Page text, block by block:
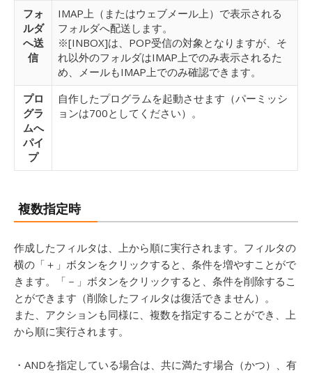
フォ
ルダ
へ送
信
IMAP上（またはウェブメール上）で表示される
フォルダへ配送します。
※[INBOX]は、POP受信の対象となりますが、そ
れ以外のフォルダはIMAP上でのみ表示されるた
め、メールもIMAP上でのみ確認できます。
プロ
グラ
ムへ
パイ
プ
自作したプログラムを起動させます（パーミッシ
ョンは700としてください）。
複数指定時
作成したフィルタは、上から順に実行されます。フィルタの
横の「＋」ボタンをクリックすると、条件を増やすことがで
きます。「－」ボタンをクリックすると、条件を削除するこ
とができます（削除したフィルタは復活できません）。
また、アクションも同様に、複数を指定することができ、上
から順に実行されます。
・ANDを指定している場合は、共に満たす場合（かつ）、有